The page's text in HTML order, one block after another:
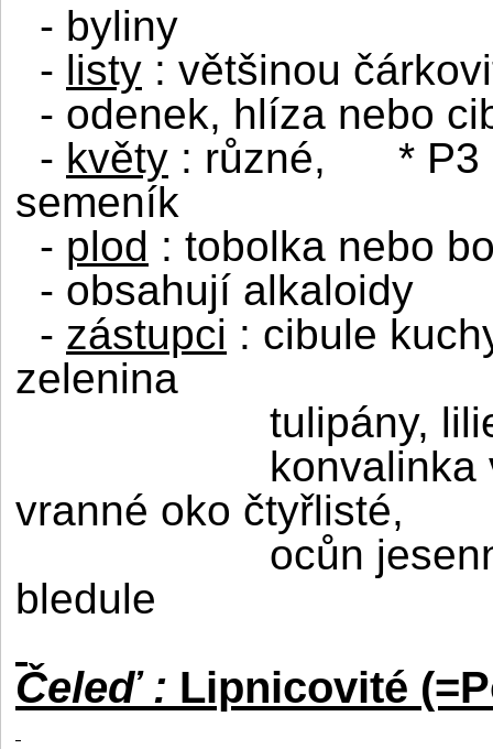
- byliny
- listy : většinou
- odenek, hlíza nebo
- květy : různé,
* P3
semeník
- plod : tobolka nebo
- obsahují alkaloidy
- zástupci : cibule
zelenina
tulipány,
konvalinka
vranné oko čtyřlisté,
ocůn
bledule
Čeleď : Lipnicovité